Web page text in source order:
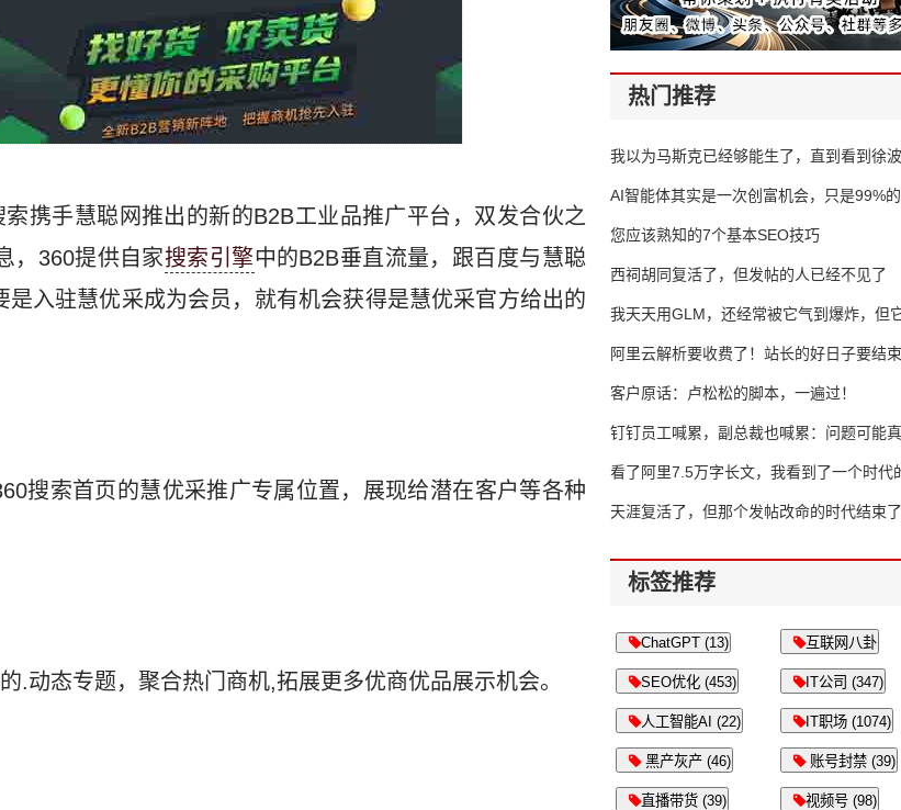
携手慧聪网推出的新的B2B工业品推广平台，双发合伙之
，360提供自家搜索引擎中的B2B垂直流量，跟百度与慧聪
入驻慧优采成为会员，就有机会获得是慧优采官方给出的
搜索首页的慧优采推广专属位置，展现给潜在客户等各种
.动态专题，聚合热门商机,拓展更多优商优品展示机会。
热门推荐
我以为马斯克已经够能生了，直到看到
AI智能体其实是一次创富机会，只是99%
错过了
您应该熟知的7个基本SEO技巧
西祠胡同复活了，但发帖的人已经不见了
我天天用GLM，还经常被它气到爆炸，但
16万亿
阿里云解析要收费了！站长的好日子要结
客户原话：卢松松的脚本，一遍过！
钉钉员工喊累，副总裁也喊累：问题可能
了
看了阿里7.5万字长文，我看到了一个时代
天涯复活了，但那个发帖改命的时代结束了
标签推荐
ChatGPT (13) 互联网八卦
SEO优化 (453) IT公司 (347)
人工智能AI (22) IT职场 (1074)
黑产灰产 (46) 账号封禁 (39)
直播带货 (39) 视频号 (98)